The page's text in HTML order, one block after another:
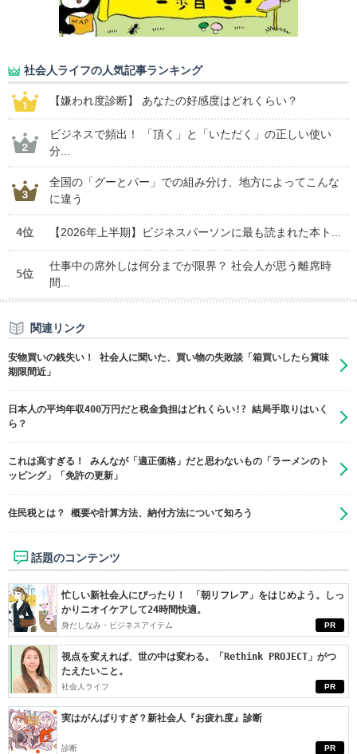
社会人ライフの人気記事ランキング
【嫌われ度診断】 あなたの好感度はどれくらい？
ビジネスで頻出！ 「頂く」と「いただく」の正しい使い
分...
全国の「グーとパー」での組み分け、地方によってこんな
に違う
4位 【2026年上半期】ビジネスパーソンに最も読まれた本ト...
5位
仕事中の席外しは何分までが限界？ 社会人が思う離席時
間...
関連リンク
安物買いの銭失い！ 社会人に聞いた、買い物の失敗談「箱買いしたら賞味
期限間近」
日本人の平均年収400万円だと税金負担はどれくらい!? 結局手取りはいく
ら？
これは高すぎる！ みんなが「適正価格」だと思わないもの「ラーメンのト
ッピング」「免許の更新」
住民税とは？ 概要や計算方法、納付方法について知ろう
話題のコンテンツ
PR
忙しい新社会人にぴったり！ 「朝リフレア」をはじめよう。しっ
かりニオイケアして24時間快適。
身だしなみ・ビジネスアイテム
PR
視点を変えれば、世の中は変わる。「Rethink PROJECT」がつ
たえたいこと。
社会人ライフ
PR
実はがんばりすぎ？新社会人『お疲れ度』診断
診断